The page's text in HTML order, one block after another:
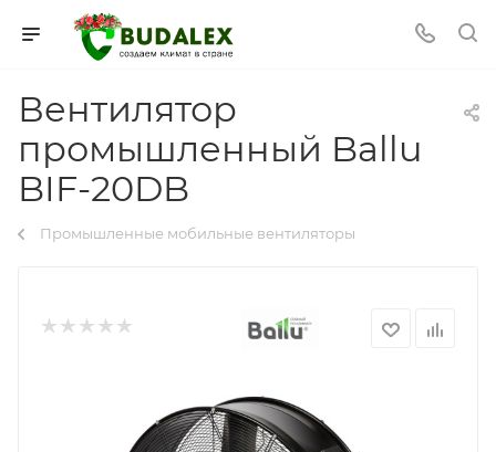
Вентилятор
промышленный Ballu
BIF-20DB
Промышленные мобильные вентиляторы